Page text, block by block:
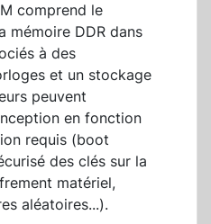
comprend le
mémoire DDR dans
à des
et un stockage
peuvent
en fonction
requis (boot
des clés sur la
matériel,
aléatoires...).